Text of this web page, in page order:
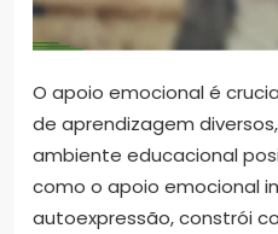
O apoio emocional é
de aprendizagem
ambiente educacional
como o apoio emocional
autoexpressão, constrói